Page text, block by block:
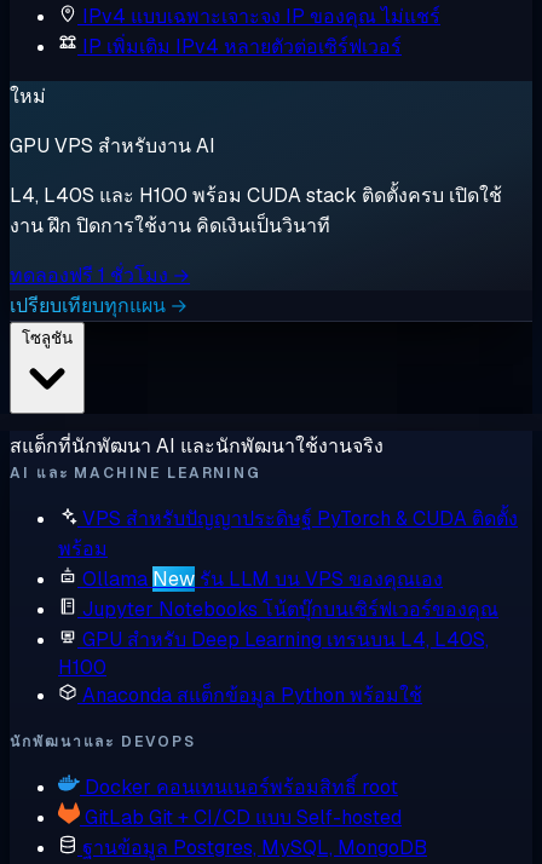
IPv4 แบบเฉพาะเจาะจง IP ของคุณ ไม่แชร์
IP เพิ่มเติม IPv4 หลายตัวต่อเซิร์ฟเวอร์
ใหม่
GPU VPS สำหรับงาน AI
L4, L40S และ H100 พร้อม CUDA stack ติดตั้งครบ เปิดใช้
งาน ฝึก ปิดการใช้งาน คิดเงินเป็นวินาที
ทดลองฟรี 1 ชั่วโมง →
เปรียบเทียบทุกแผน →
สแต็กที่นักพัฒนา AI และนักพัฒนาใช้งานจริง
AI และ MACHINE LEARNING
VPS สำหรับปัญญาประดิษฐ์ PyTorch & CUDA ติดตั้ง
พร้อม
Ollama New รัน LLM บน VPS ของคุณเอง
Jupyter Notebooks โน้ตบุ๊กบนเซิร์ฟเวอร์ของคุณ
GPU สำหรับ Deep Learning เทรนบน L4, L40S,
H100
Anaconda สแต็กข้อมูล Python พร้อมใช้
นักพัฒนาและ DEVOPS
Docker คอนเทนเนอร์พร้อมสิทธิ์ root
GitLab Git + CI/CD แบบ Self-hosted
ฐานข้อมูล Postgres, MySQL, MongoDB